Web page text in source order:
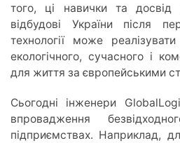
того, ці навички та
відбудові України після
технології може
екологічного, сучасного і
для життя за європейськими
Сьогодні інженери
впровадження
підприємствах. Наприклад,